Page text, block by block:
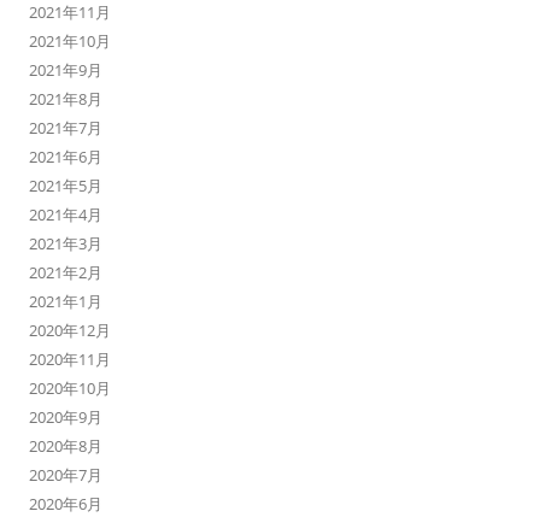
2021年11月
2021年10月
2021年9月
2021年8月
2021年7月
2021年6月
2021年5月
2021年4月
2021年3月
2021年2月
2021年1月
2020年12月
2020年11月
2020年10月
2020年9月
2020年8月
2020年7月
2020年6月